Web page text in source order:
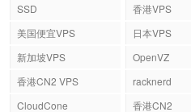
SSD
香港VPS
美国便宜VPS
日本VPS
新加坡VPS
OpenVZ
香港CN2 VPS
racknerd
CloudCone
香港CN2